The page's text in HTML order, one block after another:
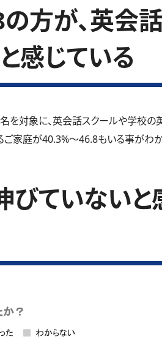
方が、英会
感じている
を対象に、英会話スクールや学校の
ご家庭が40.3%～46.8もいる事がわか
びていないと